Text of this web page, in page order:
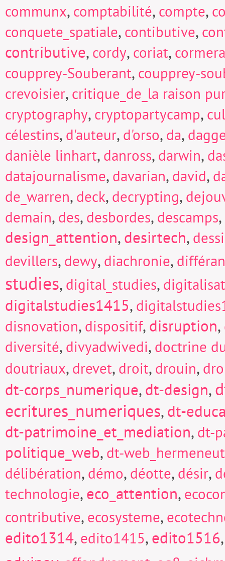
communx, comptabilité, compte,
conquete_spatiale, contibutive,
contributive, cordy, coriat,
coupprey-Souberant, coupprey-
crevoisier, critique_de_la raison
cryptography, cryptopartycamp,
célestins, d'auteur, d'orso, da,
danièle linhart, danross, darwin,
datajournalisme, davarian, david,
de_warren, deck, decrypting,
demain, des, desbordes, descamps,
design_attention,desirtech,
devillers, dewy, diachronie,
studies, digital_studies,
digitalstudies1415,
disnovation, dispositif,disruption,
diversité, divyadwivedi, doctrine
doutriaux, drevet, droit, drouin,
dt-corps_numerique,dt-design,
ecritures_numeriques,dt-
dt-patrimoine_et_mediation, dt-
politique_web, dt-
délibération, démo, déotte, désir,
technologie,eco_attention,
contributive, ecosysteme,
edito1314, edito1415,edito1516